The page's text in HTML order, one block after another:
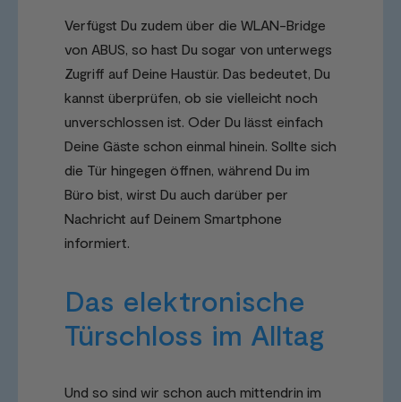
Verfügst Du zudem über die WLAN-Bridge
von ABUS, so hast Du sogar von unterwegs
Zugriff auf Deine Haustür. Das bedeutet, Du
kannst überprüfen, ob sie vielleicht noch
unverschlossen ist. Oder Du lässt einfach
Deine Gäste schon einmal hinein. Sollte sich
die Tür hingegen öffnen, während Du im
Büro bist, wirst Du auch darüber per
Nachricht auf Deinem Smartphone
informiert.
Das elektronische
Türschloss im Alltag
Und so sind wir schon auch mittendrin im